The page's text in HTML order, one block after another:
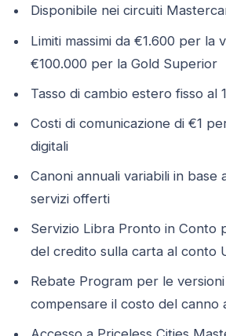
Disponibile nei circuiti
Limiti massimi da €1.600 per la
€100.000 per la Gold Superior
Tasso di cambio estero fisso al
Costi di comunicazione di €1
digitali
Canoni annuali variabili in base
servizi offerti
Servizio Libra Pronto in Conto
del credito sulla carta al conto
Rebate Program per le
compensare il costo del canno